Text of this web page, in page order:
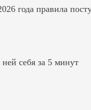
года правила
себя за 5 минут